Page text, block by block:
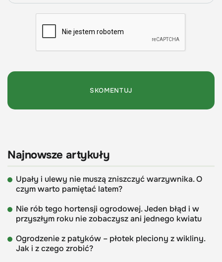
Najnowsze artykuły
Upały i ulewy nie muszą zniszczyć warzywnika. O
czym warto pamiętać latem?
Nie rób tego hortensji ogrodowej. Jeden błąd i w
przyszłym roku nie zobaczysz ani jednego kwiatu
Ogrodzenie z patyków – płotek pleciony z wikliny.
Jak i z czego zrobić?